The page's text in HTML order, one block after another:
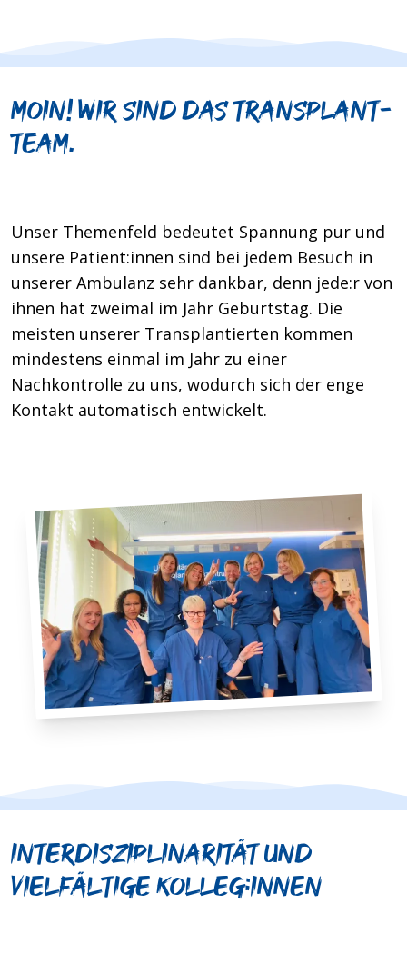
Moin! Wir sind das Transplant-
Team.
Unser Themenfeld bedeutet Spannung pur und
unsere Patient:innen sind bei jedem Besuch in
unserer Ambulanz sehr dankbar, denn jede:r von
ihnen hat zweimal im Jahr Geburtstag. Die
meisten unserer Transplantierten kommen
mindestens einmal im Jahr zu einer
Nachkontrolle zu uns, wodurch sich der enge
Kontakt automatisch entwickelt.
Interdisziplinarität und
vielfältige Kolleg:innen